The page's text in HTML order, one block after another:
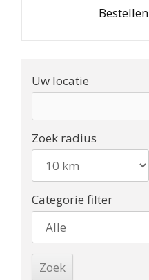
Bestellen
Uw locatie
Zoek radius
Categorie filter